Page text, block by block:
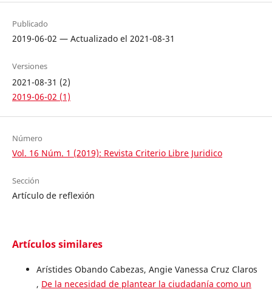
Publicado
2019-06-02 — Actualizado el 2021-08-31
Versiones
2021-08-31 (2)
2019-06-02 (1)
Número
Vol. 16 Núm. 1 (2019): Revista Criterio Libre Juridico
Sección
Artículo de reflexión
Artículos similares
Arístides Obando Cabezas, Angie Vanessa Cruz Claros
, De la necesidad de plantear la ciudadanía como un